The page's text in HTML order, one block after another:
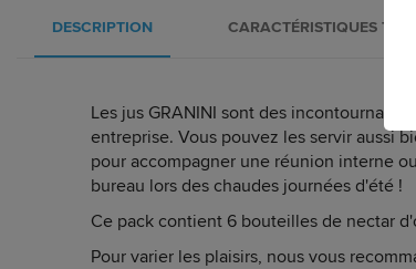
DESCRIPTION CARACTÉRISTIQUES
Les jus GRANINI sont des
entreprise. Vous pouvez les servir aussi
pour accompagner une réunion interne
bureau lors des chaudes journées d'été !
Ce pack contient 6 bouteilles de nectar
Pour varier les plaisirs, nous vous